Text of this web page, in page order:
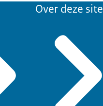
Over deze site